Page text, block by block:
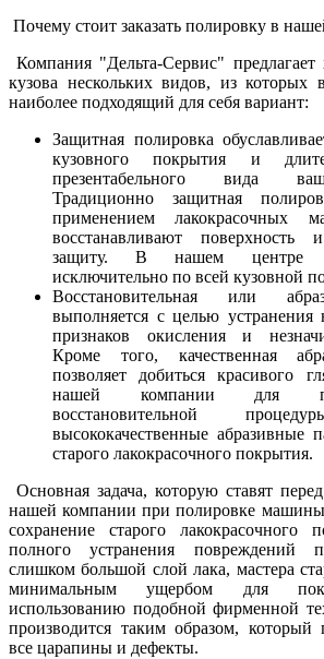
Почему стоит заказать полировку в
Компания "Дельта-Сервис"
кузова нескольких видов, из которых
наиболее подходящий для себя вариант:
Защитная полировка
кузовного покрытия и
презентабельного вида
Традиционно защитная
применением лакокрасочных
восстанавливают поверхность
защиту. В нашем центре
исключительно по всей кузовной
Восстановительная или
выполняется с целью устранения
признаков окисления и
Кроме того, качественная
позволяет добиться красивого
нашей компании для
восстановительной
высококачественные абразивные
старого лакокрасочного покрытия.
Основная задача, которую ставят
нашей компании при полировке машины
сохранение старого лакокрасочного
полного устранения повреждений
слишком большой слой лака, мастера
минимальным ущербом для
использованию подобной фирменной
производится таким образом, который
все царапины и дефекты.